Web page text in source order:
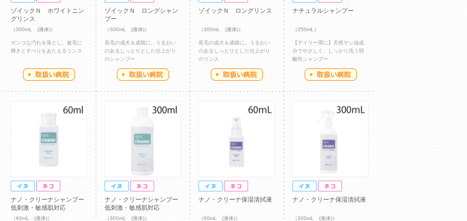
ゾイックＮ ホワイトニン
グリンス
（300mL (液体)）
ガンコな汚れを落とし、被毛に
輝きとすべりをあたえるリンス
ゾイックＮ ロングシャン
プー
（300mL (液体)）
長毛の成犬＆成猫に。うるおい
のあるしっとりとした仕上がり
のシャンプー
ゾイックＮ ロングリンス
（300mL (液体)）
長毛の成犬＆成猫に。うるおい
のあるしっとりとした仕上がり
のリンス
ナチュラルシャンプー
（250mL）
【デイリー用に】天然ヤシ油成
分でやさしく、しっかり洗う弱
酸性シャンプー
ナノ・クリーナシャンプー
低刺激・敏感肌対応
（60mL (液体)）
ナノ・クリーナシャンプー
低刺激・敏感肌対応
（300mL (液体)）
ナノ・クリーナ保湿清拭液
（60mL (液体)）
ナノ・クリーナ保湿清拭液
（300mL (液体)）